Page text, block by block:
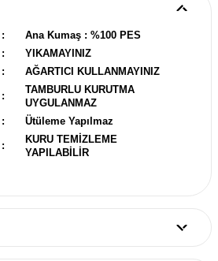
:
Ana Kumaş : %100 PES
:
YIKAMAYINIZ
: AĞARTICI KULLANMAYINIZ
:
TAMBURLU KURUTMA
UYGULANMAZ
: Ütüleme Yapılmaz
:
KURU TEMİZLEME
YAPILABİLİR